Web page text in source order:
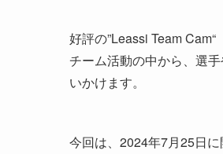
好評の”Leassi Team Cam“
チーム活動の中から、選
いかけます。
今回は、2024年7月25日